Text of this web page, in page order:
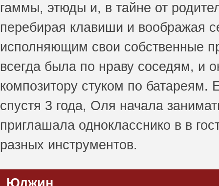
гаммы, этюды и, в тайне от
перебирая клавиши и воображая
исполняющим свои собственные
всегда была по нраву соседям, и
композитору стуком по
спустя 3 года, Оля начала
приглашала однокласснико в в
разных инструментов.